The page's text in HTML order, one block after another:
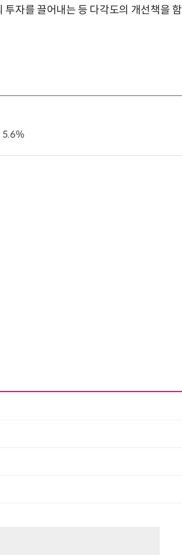
투자를 끌어내는 등 다각도의 개선책을 함
5.6%